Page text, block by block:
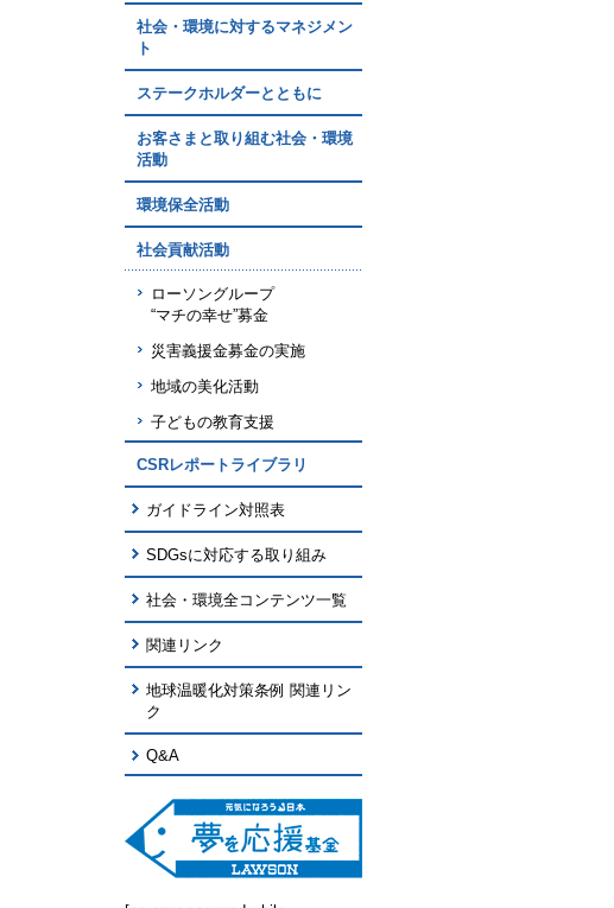
社会・環境に対するマネジメン
ト
ステークホルダーとともに
お客さまと取り組む社会・環境
活動
環境保全活動
社会貢献活動
ローソングループ
“マチの幸せ”募金
災害義援金募金の実施
地域の美化活動
子どもの教育支援
CSRレポートライブラリ
ガイドライン対照表
SDGsに対応する取り組み
社会・環境全コンテンツ一覧
関連リンク
地球温暖化対策条例 関連リン
ク
Q&A